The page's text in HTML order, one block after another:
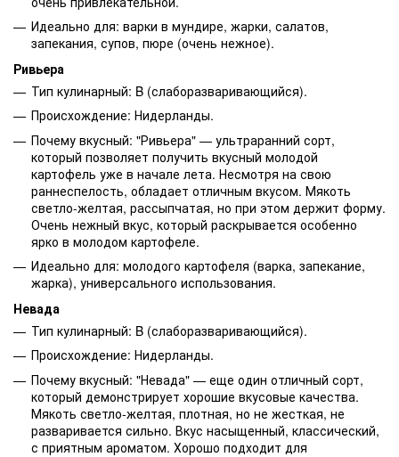
Идеально для: варки в мундире, жарки, салатов,
запекания, супов, пюре (очень нежное).
Ривьера
Тип кулинарный: B (слаборазваривающийся).
Происхождение: Нидерланды.
Почему вкусный: "Ривьера" — ультраранний сорт,
который позволяет получить вкусный молодой
картофель уже в начале лета. Несмотря на свою
раннеспелость, обладает отличным вкусом. Мякоть
светло-желтая, рассыпчатая, но при этом держит форму.
Очень нежный вкус, который раскрывается особенно
ярко в молодом картофеле.
Идеально для: молодого картофеля (варка, запекание,
жарка), универсального использования.
Невада
Тип кулинарный: B (слаборазваривающийся).
Происхождение: Нидерланды.
Почему вкусный: "Невада" — еще один отличный сорт,
который демонстрирует хорошие вкусовые качества.
Мякоть светло-желтая, плотная, но не жесткая, не
разваривается сильно. Вкус насыщенный, классический,
с приятным ароматом. Хорошо подходит для